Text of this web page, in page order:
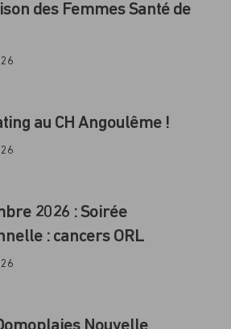
des Femmes Santé de
au CH Angoulême !
2026 : Soirée
: cancers ORL